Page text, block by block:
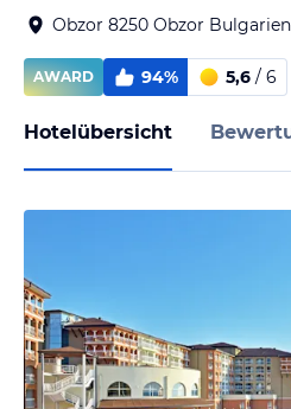
Obzor 8250 Obzor
AWARD 94% 5,6 / 6
Hotelübersicht